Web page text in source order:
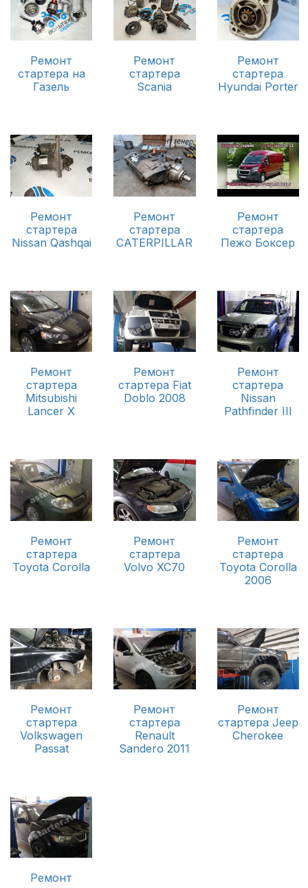
Ремонт
стартера на
Газель
Ремонт
стартера
Scania
Ремонт
стартера
Hyundai Porter
Ремонт
стартера
Nissan Qashqai
Ремонт
стартера
CATERPILLAR
Ремонт
стартера
Пежо Боксер
Ремонт
стартера
Mitsubishi
Lancer X
Ремонт
стартера Fiat
Doblo 2008
Ремонт
стартера
Nissan
Pathfinder III
Ремонт
стартера
Toyota Corolla
Ремонт
стартера
Volvo XC70
Ремонт
стартера
Toyota Corolla
2006
Ремонт
стартера
Volkswagen
Passat
Ремонт
стартера
Renault
Sandero 2011
Ремонт
стартера Jeep
Cherokee
Ремонт